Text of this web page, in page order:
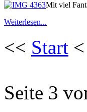
Mit viel
Weiterlesen...
<< Start <
Seite 3